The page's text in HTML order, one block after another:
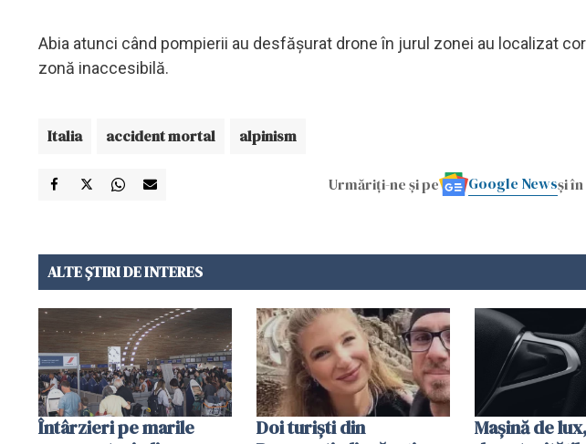
Abia atunci când pompierii au desfășurat drone în jurul zonei au localizat
zonă inaccesibilă.
Italia accident mortal alpinism
Urmăriți-ne și pe Google Newsși
ALTE ȘTIRI DE INTERES
Întârzieri pe marile
Doi turiști din
Mașină de